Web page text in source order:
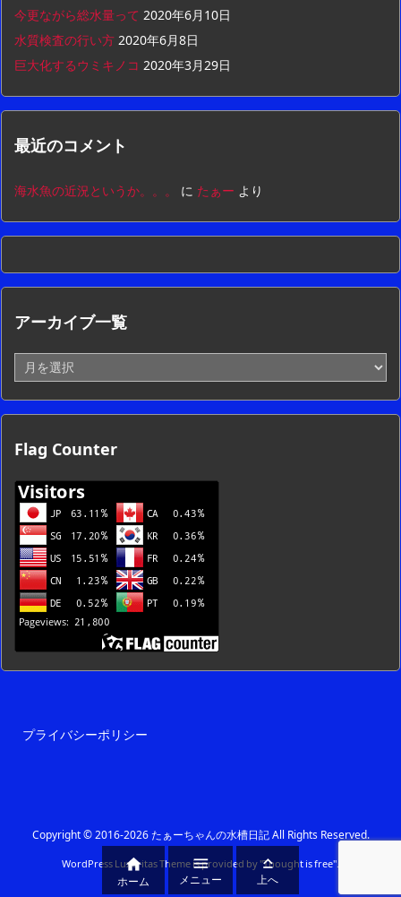
今更ながら総水量って 2020年6月10日
水質検査の行い方 2020年6月8日
巨大化するウミキノコ 2020年3月29日
最近のコメント
海水魚の近況というか。。。 に たぁー より
アーカイブ一覧
ー
カ
イ
一
Flag Counter
プライバシーポリシー
Copyright ©2016-2026たぁーちゃんの水槽日記All Rights Reserved.
WordPress Luxeritas Theme is provided by "Thought is free".

ホーム

メニュー

上へ